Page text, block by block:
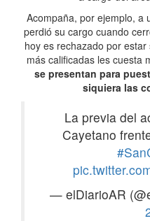
Acompaña, por ejemplo, a
perdió su cargo cuando
hoy es rechazado por
más calificadas les cuesta
se presentan para
siquiera las
La previa del
Cayetano
— elDiarioAR